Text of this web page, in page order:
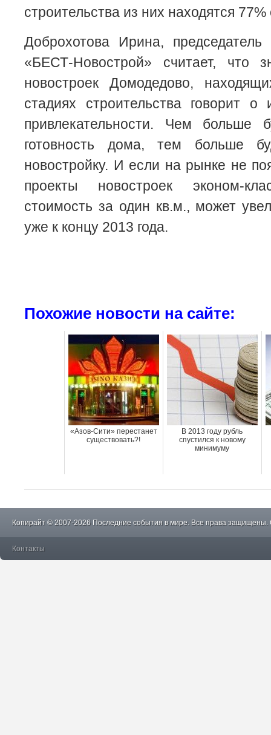
строительства из них находятся 77%
Доброхотова Ирина, председатель
«БЕСТ-Новострой» считает, что
новостроек Домодедово,
стадиях строительства говорит о
привлекательности. Чем больше
готовность дома, тем больше
новостройку. И если на рынке не
проекты новостроек эконом-
стоимость за один кв.м., может
уже к концу 2013 года.
Похожие новости на сайте:
«Азов-Сити» перестанет
существовать?!
В 2013 году рубль
спустился к новому
минимуму
Копирайт © 2007-2026 Последние события в мире. Все права защищены.
Контакты